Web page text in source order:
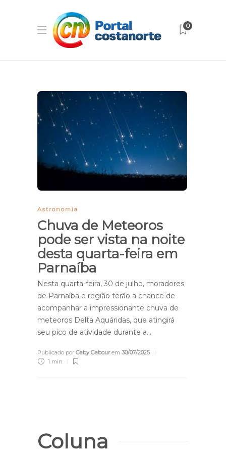
0
Astronomia
Chuva de Meteoros
pode ser vista na noite
desta quarta-feira em
Parnaíba
Nesta quarta-feira, 30 de julho, moradores
de Parnaíba e região terão a chance de
acompanhar a impressionante chuva de
meteoros Delta Aquáridas, que atingirá
seu pico de atividade durante a…
Publicado por Gaby Gabourem 30/07/2025
1 min
Coluna